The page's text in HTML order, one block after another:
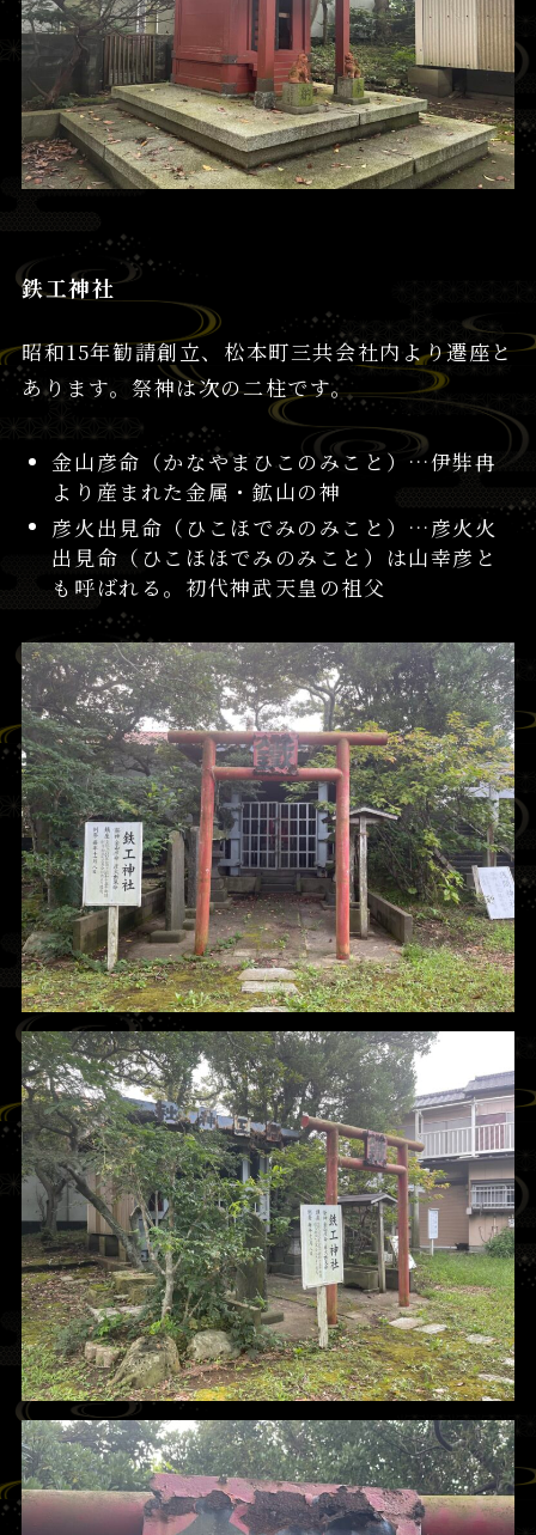
鉄工神社
昭和15年勧請創立、松本町三共会社内より遷座と
あります。祭神は次の二柱です。
金山彦命（かなやまひこのみこと）…伊弉冉
より産まれた金属・鉱山の神
彦火出見命（ひこほでみのみこと）…彦火火
出見命（ひこほほでみのみこと）は山幸彦と
も呼ばれる。初代神武天皇の祖父